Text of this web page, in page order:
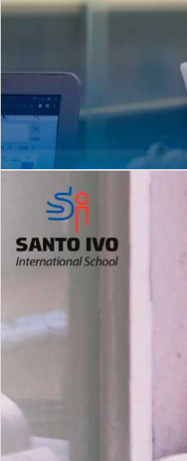
Matrículas Abertas 2026
Dupla
2º AO 5º ANO
Com imersão